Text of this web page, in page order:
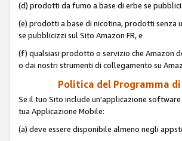
(d) prodotti da fumo a base di erbe se
(e) prodotti a base di nicotina, prodotti senza
se pubblicizzi sul Sito Amazon FR, e
(f) qualsiasi prodotto o servizio che Amazon
o dai nostri strumenti di collegamento su
Politica del Programma
Se il tuo Sito include un'applicazione
tua Applicazione Mobile:
(a) deve essere disponibile almeno negli